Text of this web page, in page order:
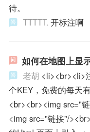
待。
TTTTT. 开标注啊
如何在地图上显
老胡 <li><br><li>
个KEY，免费的每天
<br><br><img src="
<img src="链接"/